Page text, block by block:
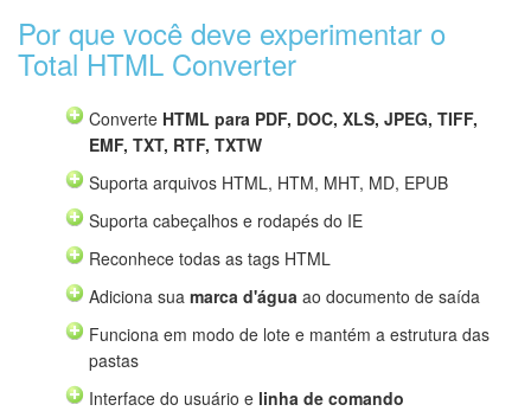
Por que você deve experimentar o
Total HTML Converter
Converte HTML para PDF, DOC, XLS, JPEG, TIFF,
EMF, TXT, RTF, TXTW
Suporta arquivos HTML, HTM, MHT, MD, EPUB
Suporta cabeçalhos e rodapés do IE
Reconhece todas as tags HTML
Adiciona sua marca d'água ao documento de saída
Funciona em modo de lote e mantém a estrutura das
pastas
Interface do usuário e linha de comando